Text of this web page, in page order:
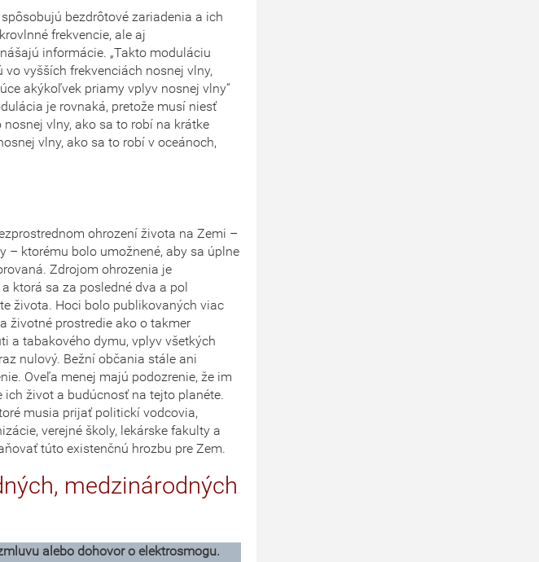
bezdrôtové zariadenia a ich
frekvencie, ale aj
informácie. „Takto moduláciu
vyšších frekvenciách nosnej vlny,
akýkoľvek priamy vplyv nosnej vlny“
je rovnaká, pretože musí niesť
vlny, ako sa to robí na krátke
vlny, ako sa to robí v oceánoch,
ohrození života na Zemi –
– ktorému bolo umožnené, aby sa úplne
Zdrojom ohrozenia je
ktorá sa za posledné dva a pol
života. Hoci bolo publikovaných viac
životné prostredie ako o takmer
a tabakového dymu, vplyv všetkých
nulový. Bežní občania stále ani
Oveľa menej majú podozrenie, že im
život a budúcnosť na tejto planéte.
musia prijať politickí vodcovia,
verejné školy, lekárske fakulty a
túto existenčnú hrozbu pre Zem.
medzinárodných
alebo dohovor o elektrosmogu.